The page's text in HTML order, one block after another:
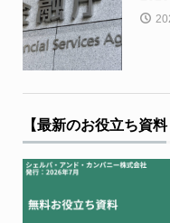
【最新のお役立ち資料